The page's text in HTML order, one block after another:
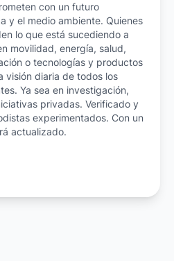
con un futuro
y el medio ambiente. Quienes
lo que está sucediendo a
movilidad, energía, salud,
o tecnologías y productos
visión diaria de todos los
Ya sea en investigación,
privadas. Verificado y
experimentados. Con un
actualizado.